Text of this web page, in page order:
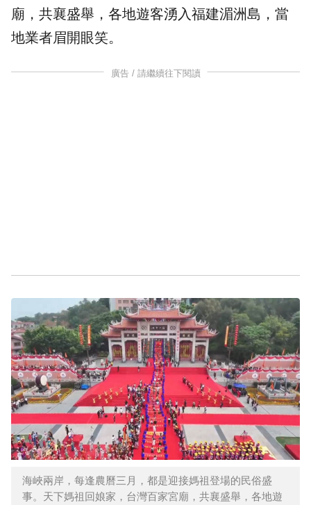
廟，共襄盛舉，各地遊客湧入福建湄洲島，當
地業者眉開眼笑。
廣告 / 請繼續往下閱讀
海峽兩岸，每逢農曆三月，都是迎接媽祖登場的民俗盛
事。天下媽祖回娘家，台灣百家宮廟，共襄盛舉，各地遊